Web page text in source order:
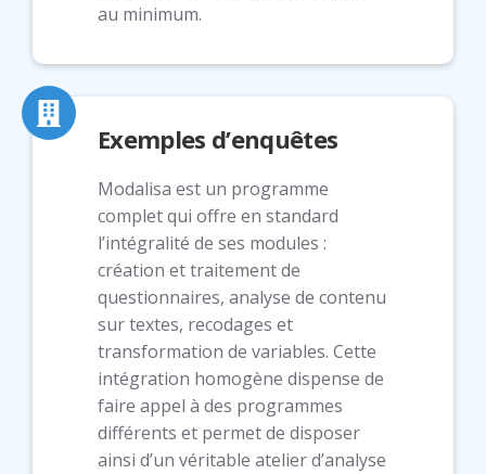
au minimum.
Exemples d’enquêtes
Modalisa est un programme
complet qui offre en standard
l’intégralité de ses modules :
création et traitement de
questionnaires, analyse de contenu
sur textes, recodages et
transformation de variables. Cette
intégration homogène dispense de
faire appel à des programmes
différents et permet de disposer
ainsi d’un véritable atelier d’analyse